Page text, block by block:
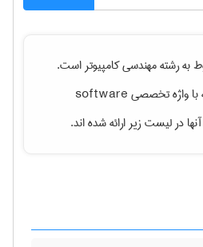
به رشتهمهندسی كامپيوتراست.
واژه تخصصیsoftware
در لیست زیر ارائه شده اند.